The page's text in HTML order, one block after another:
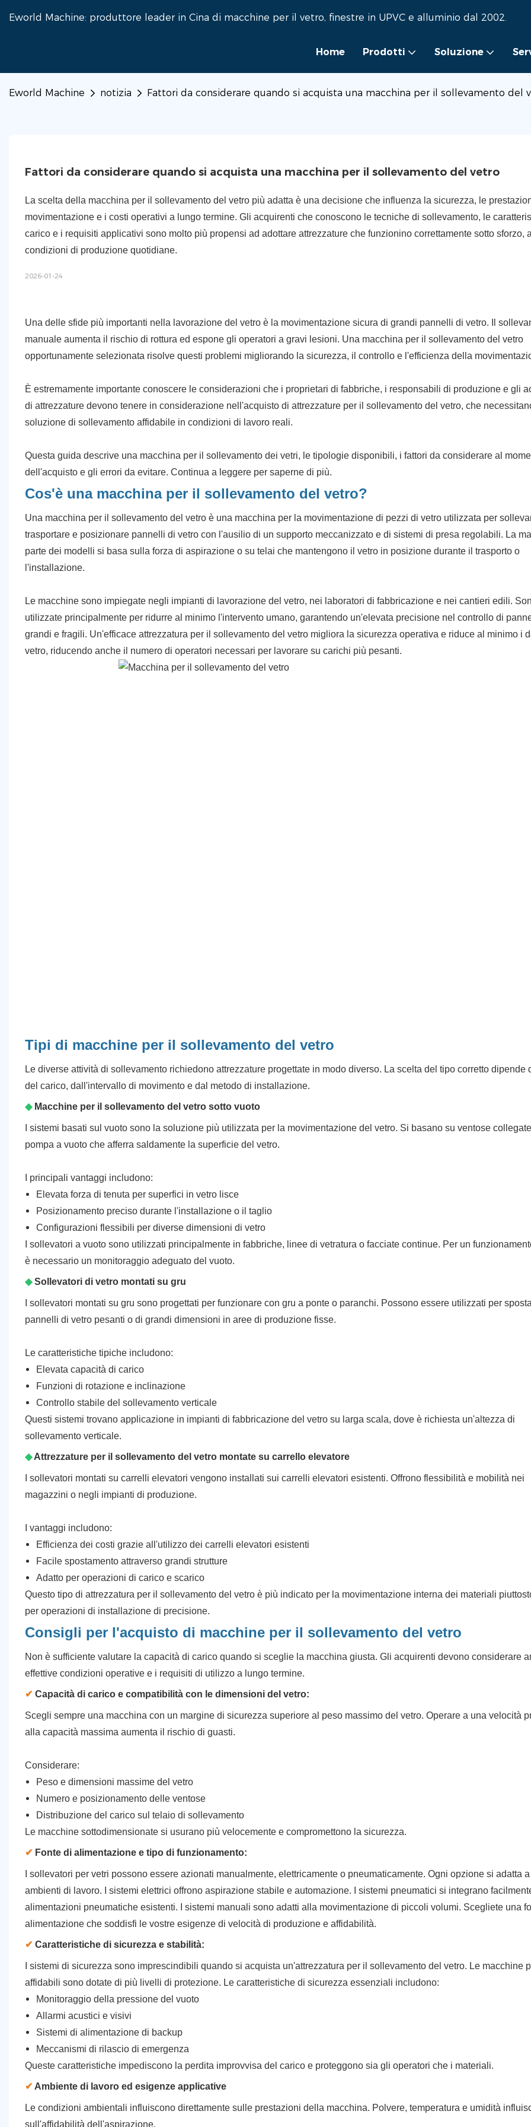
Eworld Machine: produttore leader in Cina di macchine per il vetro, finestre in UPVC e alluminio dal 2002.
Home Prodotti Soluzione
Eworld Machine notizia Fattori da considerare quando si acquista una macchina per il sollevamento del
Fattori da considerare quando si acquista una macchina per il sollevamento del vetro
La scelta della macchina per il sollevamento del vetro più adatta è una decisione che influenza la sicurezza, le
movimentazione e i costi operativi a lungo termine. Gli acquirenti che conoscono le tecniche di sollevamento, le
carico e i requisiti applicativi sono molto più propensi ad adottare attrezzature che funzionino correttamente sotto sforzo,
condizioni di produzione quotidiane.
2026-01-24
Una delle sfide più importanti nella lavorazione del vetro è la movimentazione sicura di grandi pannelli di vetro. Il
manuale aumenta il rischio di rottura ed espone gli operatori a gravi lesioni. Una macchina per il sollevamento del vetro
opportunamente selezionata risolve questi problemi migliorando la sicurezza, il controllo e l'efficienza della
È estremamente importante conoscere le considerazioni che i proprietari di fabbriche, i responsabili di produzione e gli
di attrezzature devono tenere in considerazione nell'acquisto di attrezzature per il sollevamento del vetro, che
soluzione di sollevamento affidabile in condizioni di lavoro reali.
Questa guida descrive una macchina per il sollevamento dei vetri, le tipologie disponibili, i fattori da considerare al
dell'acquisto e gli errori da evitare. Continua a leggere per saperne di più.
Cos'è una macchina per il sollevamento del vetro?
Una macchina per il sollevamento del vetro è una macchina per la movimentazione di pezzi di vetro utilizzata per
trasportare e posizionare pannelli di vetro con l'ausilio di un supporto meccanizzato e di sistemi di presa regolabili. La
parte dei modelli si basa sulla forza di aspirazione o su telai che mantengono il vetro in posizione durante il trasporto o
l'installazione.
Le macchine sono impiegate negli impianti di lavorazione del vetro, nei laboratori di fabbricazione e nei cantieri edili.
utilizzate principalmente per ridurre al minimo l'intervento umano, garantendo un'elevata precisione nel controllo di
grandi e fragili. Un'efficace attrezzatura per il sollevamento del vetro migliora la sicurezza operativa e riduce al minimo i
vetro, riducendo anche il numero di operatori necessari per lavorare su carichi più pesanti.
Tipi di macchine per il sollevamento del vetro
Le diverse attività di sollevamento richiedono attrezzature progettate in modo diverso. La scelta del tipo corretto dipende
del carico, dall'intervallo di movimento e dal metodo di installazione.
◆Macchine per il sollevamento del vetro sotto vuoto
I sistemi basati sul vuoto sono la soluzione più utilizzata per la movimentazione del vetro. Si basano su ventose
pompa a vuoto che afferra saldamente la superficie del vetro.
I principali vantaggi includono:
Elevata forza di tenuta per superfici in vetro lisce
Posizionamento preciso durante l'installazione o il taglio
Configurazioni flessibili per diverse dimensioni di vetro
I sollevatori a vuoto sono utilizzati principalmente in fabbriche, linee di vetratura o facciate continue. Per un
è necessario un monitoraggio adeguato del vuoto.
◆Sollevatori di vetro montati su gru
I sollevatori montati su gru sono progettati per funzionare con gru a ponte o paranchi. Possono essere utilizzati per
pannelli di vetro pesanti o di grandi dimensioni in aree di produzione fisse.
Le caratteristiche tipiche includono:
Elevata capacità di carico
Funzioni di rotazione e inclinazione
Controllo stabile del sollevamento verticale
Questi sistemi trovano applicazione in impianti di fabbricazione del vetro su larga scala, dove è richiesta un'altezza di
sollevamento verticale.
◆Attrezzature per il sollevamento del vetro montate su carrello elevatore
I sollevatori montati su carrelli elevatori vengono installati sui carrelli elevatori esistenti. Offrono flessibilità e mobilità nei
magazzini o negli impianti di produzione.
I vantaggi includono:
Efficienza dei costi grazie all'utilizzo dei carrelli elevatori esistenti
Facile spostamento attraverso grandi strutture
Adatto per operazioni di carico e scarico
Questo tipo di attrezzatura per il sollevamento del vetro è più indicato per la movimentazione interna dei materiali
per operazioni di installazione di precisione.
Consigli per l'acquisto di macchine per il sollevamento del vetro
Non è sufficiente valutare la capacità di carico quando si sceglie la macchina giusta. Gli acquirenti devono considerare
effettive condizioni operative e i requisiti di utilizzo a lungo termine.
✔ Capacità di carico e compatibilità con le dimensioni del vetro:
Scegli sempre una macchina con un margine di sicurezza superiore al peso massimo del vetro. Operare a una velocità
alla capacità massima aumenta il rischio di guasti.
Considerare:
Peso e dimensioni massime del vetro
Numero e posizionamento delle ventose
Distribuzione del carico sul telaio di sollevamento
Le macchine sottodimensionate si usurano più velocemente e compromettono la sicurezza.
✔ Fonte di alimentazione e tipo di funzionamento:
I sollevatori per vetri possono essere azionati manualmente, elettricamente o pneumaticamente. Ogni opzione si adatta
ambienti di lavoro. I sistemi elettrici offrono aspirazione stabile e automazione. I sistemi pneumatici si integrano
alimentazioni pneumatiche esistenti. I sistemi manuali sono adatti alla movimentazione di piccoli volumi. Scegliete una
alimentazione che soddisfi le vostre esigenze di velocità di produzione e affidabilità.
✔ Caratteristiche di sicurezza e stabilità:
I sistemi di sicurezza sono imprescindibili quando si acquista un'attrezzatura per il sollevamento del vetro. Le macchine
affidabili sono dotate di più livelli di protezione. Le caratteristiche di sicurezza essenziali includono:
Monitoraggio della pressione del vuoto
Allarmi acustici e visivi
Sistemi di alimentazione di backup
Meccanismi di rilascio di emergenza
Queste caratteristiche impediscono la perdita improvvisa del carico e proteggono sia gli operatori che i materiali.
✔ Ambiente di lavoro ed esigenze applicative
Le condizioni ambientali influiscono direttamente sulle prestazioni della macchina. Polvere, temperatura e umidità
sull'affidabilità dell'aspirazione.